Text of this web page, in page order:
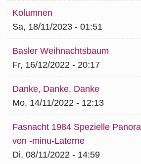
Kolumnen
Sa, 18/11/2023 - 01:51
Basler Weihnachtsbaum
Fr, 16/12/2022 - 20:17
Danke, Danke, Danke
Mo, 14/11/2022 - 12:13
Fasnacht 1984 Spezielle
von -minu-Laterne
Di, 08/11/2022 - 14:59